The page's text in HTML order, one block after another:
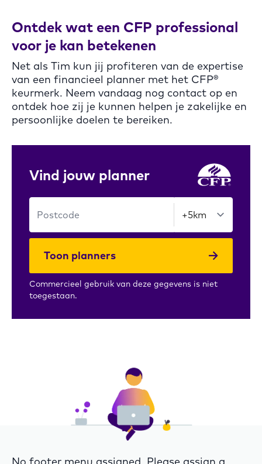
Ontdek wat een CFP professional
voor je kan betekenen
Net als Tim kun jij profiteren van de expertise
van een financieel planner met het CFP®
keurmerk. Neem vandaag nog contact op en
ontdek hoe zij je kunnen helpen je zakelijke en
persoonlijke doelen te bereiken.
Vind jouw planner
Toon planners
Commercieel gebruik van deze gegevens is niet
toegestaan.
No footer menu assigned. Please assign a